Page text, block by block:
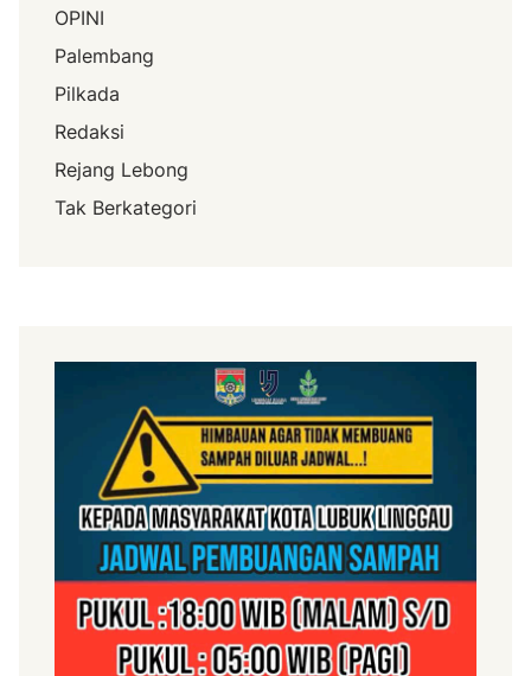
OPINI
Palembang
Pilkada
Redaksi
Rejang Lebong
Tak Berkategori